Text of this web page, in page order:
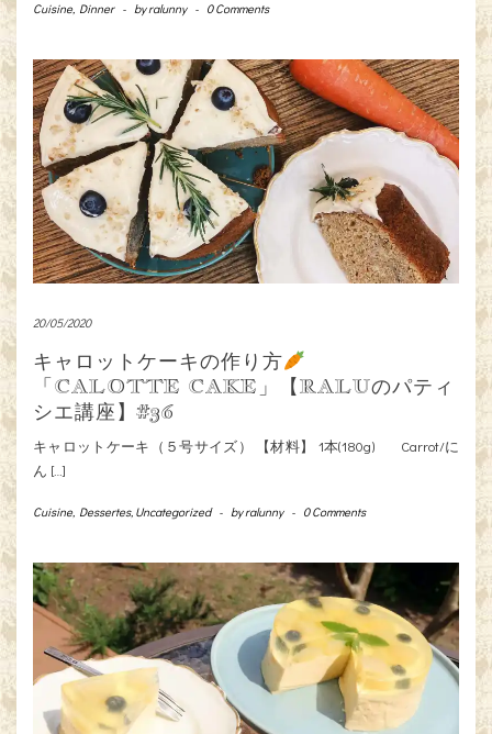
Cuisine, Dinner - byralunny - 0 Comments
20/05/2020
キャロットケーキの作り方
「CALOTTE CAKE」【RALUのパティ
シエ講座】#36
キャロットケーキ（５号サイズ） 【材料】 1本(180g) Carrot/に
ん […]
Cuisine, Dessertes, Uncategorized - byralunny - 0 Comments